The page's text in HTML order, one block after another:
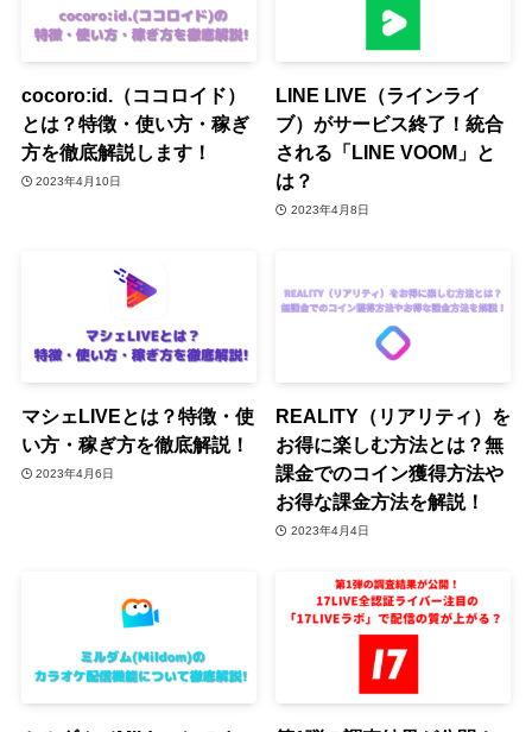
cocoro:id.（ココロイド）
とは？特徴・使い方・稼ぎ
方を徹底解説します！
2023年4月10日
LINE LIVE（ラインライ
ブ）がサービス終了！統合
される「LINE VOOM」と
は？
2023年4月8日
マシェLIVEとは？特徴・使
い方・稼ぎ方を徹底解説！
2023年4月6日
REALITY（リアリティ）を
お得に楽しむ方法とは？無
課金でのコイン獲得方法や
お得な課金方法を解説！
2023年4月4日